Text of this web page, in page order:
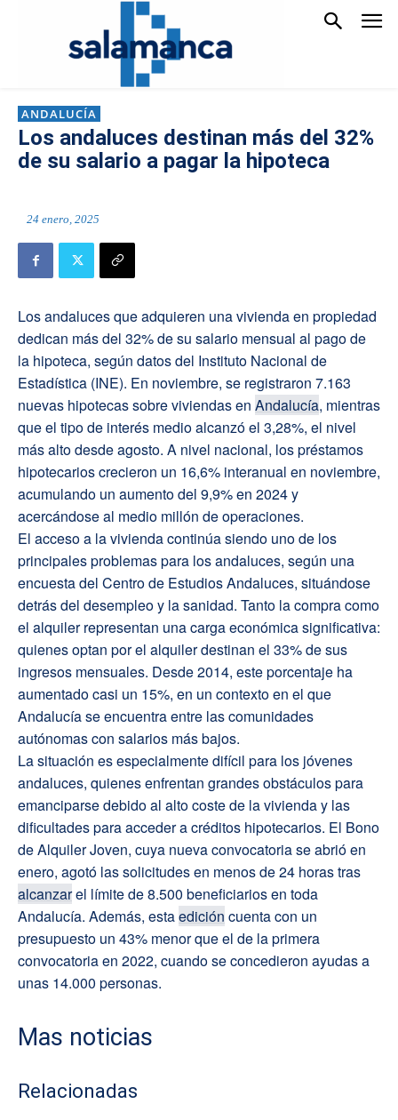
ANDALUCÍA
Los andaluces destinan más del 32%
de su salario a pagar la hipoteca
24 enero, 2025
Los andaluces que adquieren una vivienda en propiedad
dedican más del 32% de su salario mensual al pago de
la hipoteca, según datos del Instituto Nacional de
Estadística (INE). En noviembre, se registraron 7.163
nuevas hipotecas sobre viviendas en Andalucía, mientras
que el tipo de interés medio alcanzó el 3,28%, el nivel
más alto desde agosto. A nivel nacional, los préstamos
hipotecarios crecieron un 16,6% interanual en noviembre,
acumulando un aumento del 9,9% en 2024 y
acercándose al medio millón de operaciones.
El acceso a la vivienda continúa siendo uno de los
principales problemas para los andaluces, según una
encuesta del Centro de Estudios Andaluces, situándose
detrás del desempleo y la sanidad. Tanto la compra como
el alquiler representan una carga económica significativa:
quienes optan por el alquiler destinan el 33% de sus
ingresos mensuales. Desde 2014, este porcentaje ha
aumentado casi un 15%, en un contexto en el que
Andalucía se encuentra entre las comunidades
autónomas con salarios más bajos.
La situación es especialmente difícil para los jóvenes
andaluces, quienes enfrentan grandes obstáculos para
emanciparse debido al alto coste de la vivienda y las
dificultades para acceder a créditos hipotecarios. El Bono
de Alquiler Joven, cuya nueva convocatoria se abrió en
enero, agotó las solicitudes en menos de 24 horas tras
alcanzarel límite de 8.500 beneficiarios en toda
Andalucía. Además, estaedición cuenta con un
presupuesto un 43% menor que el de la primera
convocatoria en 2022, cuando se concedieron ayudas a
unas 14.000 personas.
Mas noticias
Relacionadas